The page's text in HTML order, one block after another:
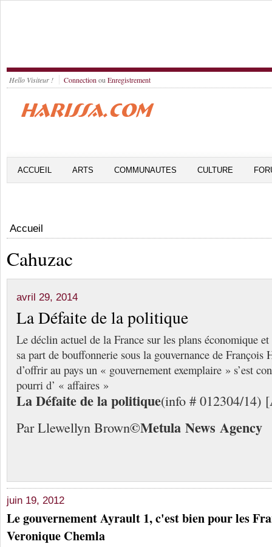
Hello Visiteur ! Connection ou Enregistrement
ACCUEIL ARTS COMMUNAUTES CULTURE
Accueil
Cahuzac
avril 29, 2014
La Défaite de la politique
Le déclin actuel de la France sur les plans économique et
sa part de bouffonnerie sous la gouvernance de François
d’offrir au pays un « gouvernement exemplaire » s’est
pourri d’ « affaires »
La Défaite de la politique(info # 012304/14)
Par Llewellyn Brown©Metula News Agency
juin 19, 2012
Le gouvernement Ayrault 1, c'est bien pour les
Veronique Chemla